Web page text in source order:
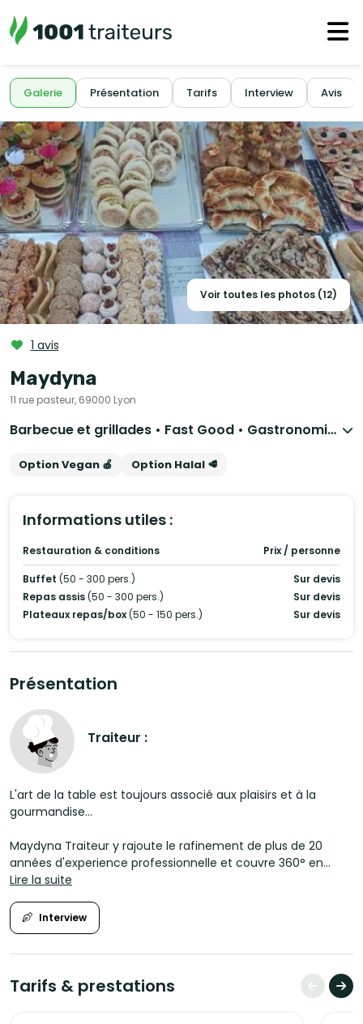
Galerie Présentation Tarifs Interview Avis
Voir toutes les photos (12)
1 avis
Maydyna
11 rue pasteur, 69000 Lyon
Barbecue et grillades • Fast Good • Gastronomique • Cuisine régionale • Asiatique • Indienne • Orientale
Option Vegan 🍎 Option Halal 🥩
Informations utiles :
Restauration & conditions Prix / personne
Buffet (50 - 300 pers.)
Sur devis
Repas assis(50 - 300 pers.)
Sur devis
Plateaux repas/box(50 - 150 pers.) Sur devis
Présentation
Traiteur :
L'art de la table est toujours associé aux plaisirs et à la
gourmandise...
Maydyna Traiteur y rajoute le rafinement de plus de 20
années d'experience professionnelle et couvre 360° en
matiere de service traiteurs:
Petits
Maydyna Traiteur sera trouver les saveurs unique ainsi qu'un
service de professionnelle et dynamique qu'il ce doit pour
Lire la suite
Interview
Tarifs & prestations